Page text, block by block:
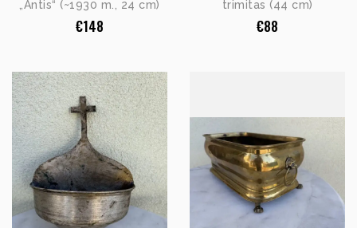
„Antis“ (~1930 m., 24 cm)
€148
trimitas (44 cm)
€88